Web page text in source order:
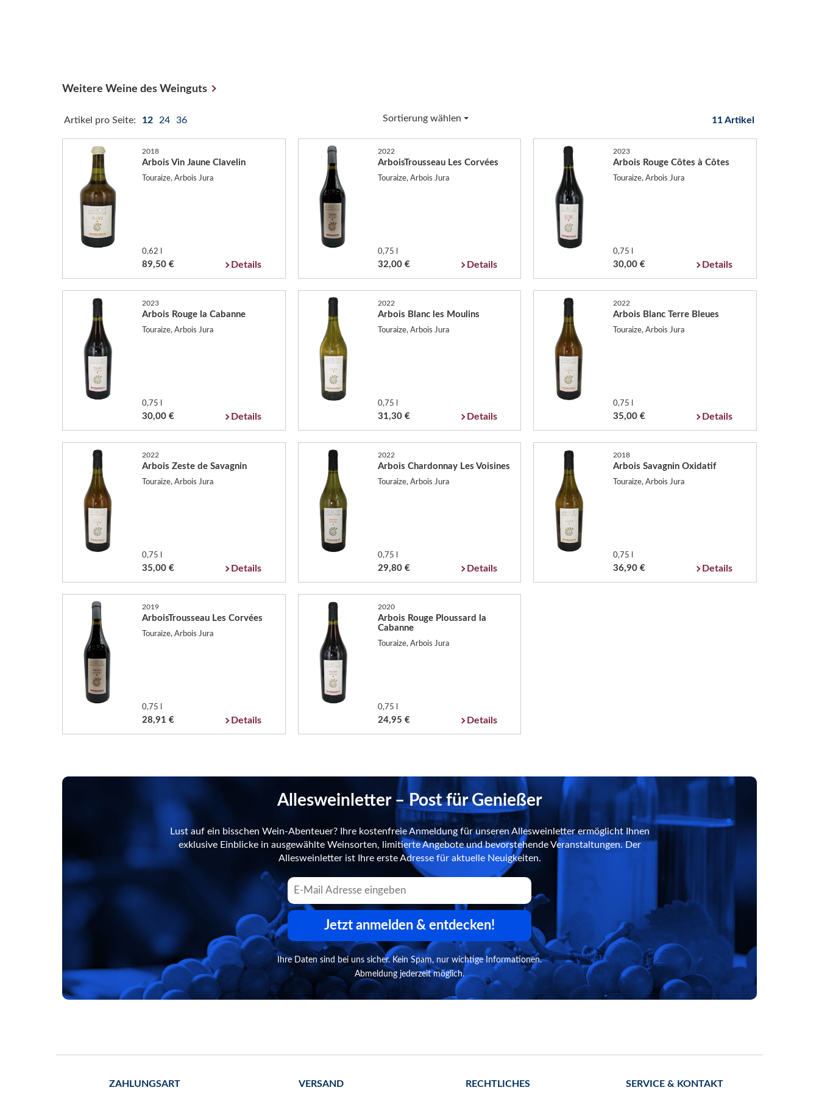
Weitere Weine des Weinguts
Artikel pro Seite: 12 24 36 Sortierung wählen 11 Artikel
2018
Arbois Vin Jaune Clavelin
Touraize, Arbois Jura
0,62 l
89,50 € Details
2022
ArboisTrousseau Les Corvées
Touraize, Arbois Jura
0,75 l
32,00 € Details
2023
Arbois Rouge Côtes à Côtes
Touraize, Arbois Jura
0,75 l
30,00 € Details
2023
Arbois Rouge la Cabanne
Touraize, Arbois Jura
0,75 l
30,00 € Details
2022
Arbois Blanc les Moulins
Touraize, Arbois Jura
0,75 l
31,30 € Details
2022
Arbois Blanc Terre Bleues
Touraize, Arbois Jura
0,75 l
35,00 € Details
2022
Arbois Zeste de Savagnin
Touraize, Arbois Jura
0,75 l
35,00 € Details
2022
Arbois Chardonnay Les Voisines
Touraize, Arbois Jura
0,75 l
29,80 € Details
2018
Arbois Savagnin Oxidatif
Touraize, Arbois Jura
0,75 l
36,90 € Details
2019
ArboisTrousseau Les Corvées
Touraize, Arbois Jura
0,75 l
28,91 € Details
2020
Arbois Rouge Ploussard la
Cabanne
Touraize, Arbois Jura
0,75 l
24,95 € Details
Allesweinletter – Post für Genießer
Lust auf ein bisschen Wein-Abenteuer? Ihre kostenfreie Anmeldung für unseren Allesweinletter ermöglicht Ihnen
exklusive Einblicke in ausgewählte Weinsorten, limitierte Angebote und bevorstehende Veranstaltungen. Der
Allesweinletter ist Ihre erste Adresse für aktuelle Neuigkeiten.
Jetzt anmelden & entdecken!
Ihre Daten sind bei uns sicher. Kein Spam, nur wichtige Informationen.
Abmeldung jederzeit möglich.
ZAHLUNGSART VERSAND RECHTLICHES SERVICE & KONTAKT